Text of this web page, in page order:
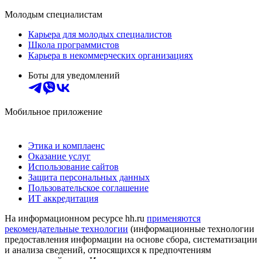
Молодым специалистам
Карьера для молодых специалистов
Школа программистов
Карьера в некоммерческих организациях
Боты для уведомлений
Мобильное приложение
Этика и комплаенс
Оказание услуг
Использование сайтов
Защита персональных данных
Пользовательское соглашение
ИТ аккредитация
На информационном ресурсе hh.ru применяются
рекомендательные технологии (информационные технологии
предоставления информации на основе сбора, систематизации
и анализа сведений, относящихся к предпочтениям